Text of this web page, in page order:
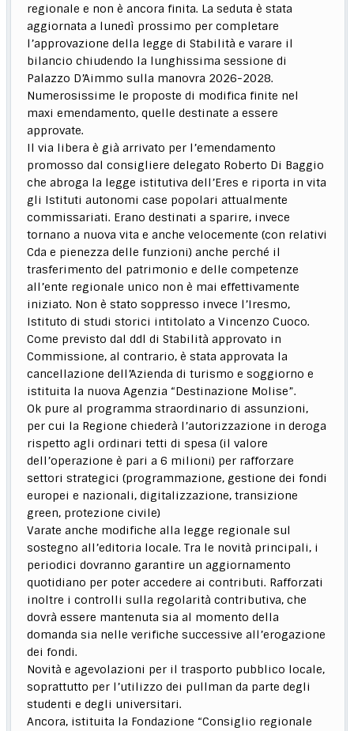
regionale e non è ancora finita. La seduta è stata
aggiornata a lunedì prossimo per completare
l’approvazione della legge di Stabilità e varare il
bilancio chiudendo la lunghissima sessione di
Palazzo D’Aimmo sulla manovra 2026-2028.
Numerosissime le proposte di modifica finite nel
maxi emendamento, quelle destinate a essere
approvate.
Il via libera è già arrivato per l’emendamento
promosso dal consigliere delegato Roberto Di Baggio
che abroga la legge istitutiva dell’Eres e riporta in vita
gli Istituti autonomi case popolari attualmente
commissariati. Erano destinati a sparire, invece
tornano a nuova vita e anche velocemente (con relativi
Cda e pienezza delle funzioni) anche perché il
trasferimento del patrimonio e delle competenze
all’ente regionale unico non è mai effettivamente
iniziato. Non è stato soppresso invece l’Iresmo,
Istituto di studi storici intitolato a Vincenzo Cuoco.
Come previsto dal ddl di Stabilità approvato in
Commissione, al contrario, è stata approvata la
cancellazione dell’Azienda di turismo e soggiorno e
istituita la nuova Agenzia “Destinazione Molise”.
Ok pure al programma straordinario di assunzioni,
per cui la Regione chiederà l’autorizzazione in deroga
rispetto agli ordinari tetti di spesa (il valore
dell’operazione è pari a 6 milioni) per rafforzare
settori strategici (programmazione, gestione dei fondi
europei e nazionali, digitalizzazione, transizione
green, protezione civile)
Varate anche modifiche alla legge regionale sul
sostegno all’editoria locale. Tra le novità principali, i
periodici dovranno garantire un aggiornamento
quotidiano per poter accedere ai contributi. Rafforzati
inoltre i controlli sulla regolarità contributiva, che
dovrà essere mantenuta sia al momento della
domanda sia nelle verifiche successive all’erogazione
dei fondi.
Novità e agevolazioni per il trasporto pubblico locale,
soprattutto per l’utilizzo dei pullman da parte degli
studenti e degli universitari.
Ancora, istituita la Fondazione “Consiglio regionale